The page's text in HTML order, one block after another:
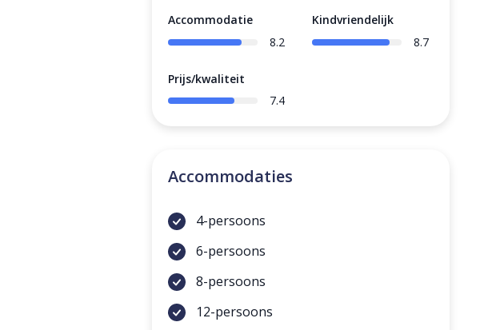
Accommodatie
8.2
Kindvriendelijk
8.7
Prijs/kwaliteit
7.4
Accommodaties
4-persoons
6-persoons
8-persoons
12-persoons